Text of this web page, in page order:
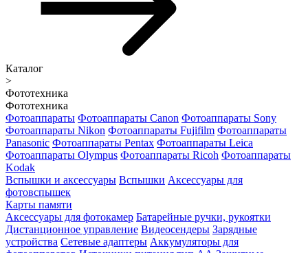
Каталог
>
Фототехника
Фототехника
Фотоаппараты Фотоаппараты Canon Фотоаппараты Sony
Фотоаппараты Nikon Фотоаппараты Fujifilm Фотоаппараты
Panasonic Фотоаппараты Pentax Фотоаппараты Leica
Фотоаппараты Olympus Фотоаппараты Ricoh Фотоаппараты
Kodak
Вспышки и аксессуары Вспышки Аксессуары для
фотовспышек
Карты памяти
Аксессуары для фотокамер Батарейные ручки, рукоятки
Дистанционное управление Видеосендеры Зарядные
устройства Сетевые адаптеры Аккумуляторы для